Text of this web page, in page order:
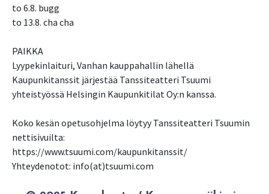
to 6.8. bugg
to 13.8. cha cha
PAIKKA
Lyypekinlaituri, Vanhan kauppahallin lähellä
Kaupunkitanssit järjestää Tanssiteatteri Tsuumi
yhteistyössä Helsingin Kaupunkitilat Oy:n kanssa.
Koko kesän opetusohjelma löytyy Tanssiteatteri Tsuumin
nettisivuilta:
https://www.tsuumi.com/kaupunkitanssit/
Yhteydenotot: info(at)tsuumi.com